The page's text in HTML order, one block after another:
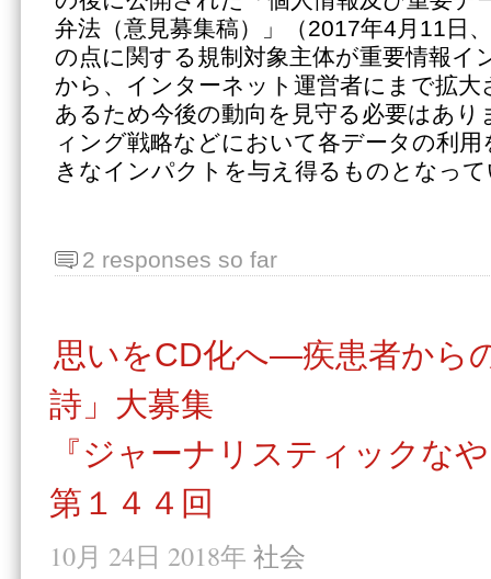
弁法（意見募集稿）」（2017年4月11日
の点に関する規制対象主体が重要情報イ
から、インターネット運営者にまで拡大
あるため今後の動向を見守る必要はあり
ィング戦略などにおいて各データの利
きなインパクトを与え得るものとなっ
2 responses so far
思いをCD化へ―疾患者から
詩」大募集
『ジャーナリスティックな
第１４４回
10月 24日 2018年 社会